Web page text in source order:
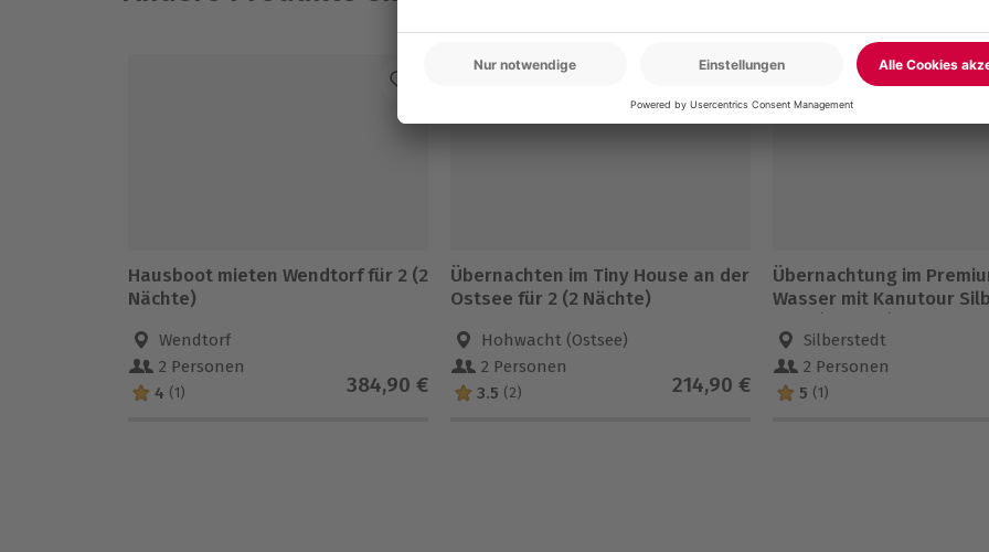
Hausboot mieten Wendtorf für 2 (2
Nächte)
Wendtorf
2 Personen
4 (1) 384,90 €
Übernachten im Tiny House an der
Ostsee für 2 (2 Nächte)
Hohwacht (Ostsee)
2 Personen
3.5 (2) 214,90 €
Übernachtung im
Wasser mit Kanutour
für 2 (1 Nacht)
Silberstedt
2 Personen
5 (1)